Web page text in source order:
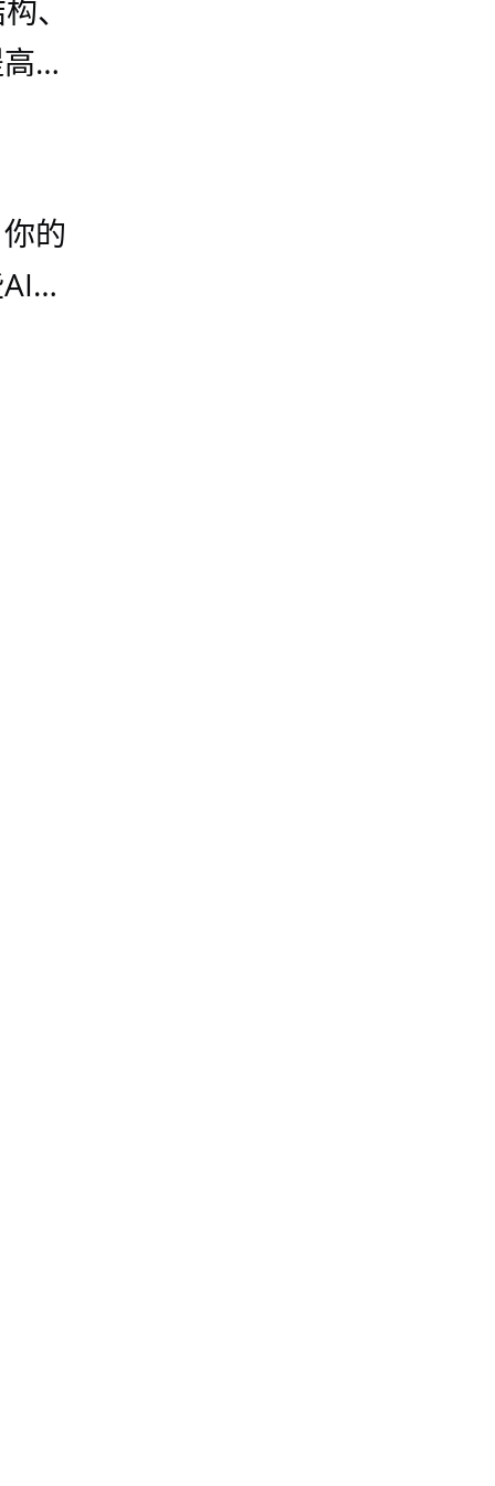
、
其
、
的
的